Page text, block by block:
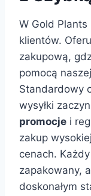
W Gold
klientów.
zakupową,
pomocą
Standardowy
wysyłki
promocje i
zakup
cenach.
zapakowany,
doskonałym